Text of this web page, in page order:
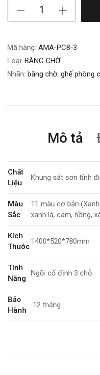
Mã hàng: AMA-PC8-3
Loại: BĂNG CHỜ
Nhãn: băng chờ, ghế phòng
Mô tả
Chất
Liệu
Khung sắt sơn tĩnh
Màu
Sắc
11 màu cơ bản
xanh lá, cam, hồng,
Kích
Thước
1400*520*780mm
Tính
Năng
Ngồi cố định 3 chỗ
Bảo
Hành
12 tháng